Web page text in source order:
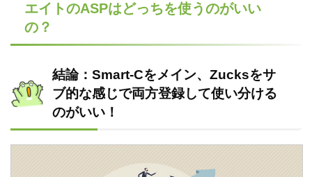
エイトのASPはどっちを使うのがいい
の？
結論：Smart-Cをメイン、Zucksをサ
ブ的な感じで両方登録して使い分ける
のがいい！